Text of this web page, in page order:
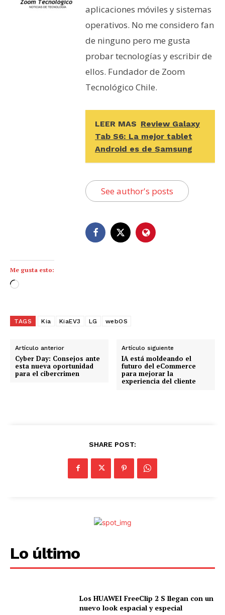
aplicaciones móviles y sistemas
operativos. No me considero fan
de ninguno pero me gusta
probar tecnologías y escribir de
ellos. Fundador de Zoom
Tecnológico Chile.
LEER MAS Review Galaxy
Tab S6: La mejor tablet
Android es de Samsung
See author's posts
Me gusta esto:
C
g
n
d
o
TAGS Kia KiaEV3 LG webOS
Artículo anterior
Cyber Day: Consejos ante
esta nueva oportunidad
para el cibercrimen
Artículo siguiente
IA está moldeando el
futuro del eCommerce
para mejorar la
experiencia del cliente
SHARE POST:
Lo último
Los HUAWEI FreeClip 2 S llegan con un
nuevo look espacial y especial